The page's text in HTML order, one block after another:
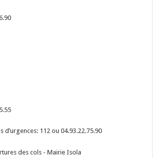
d’urgences: 112 ou 04.93.22.75.90